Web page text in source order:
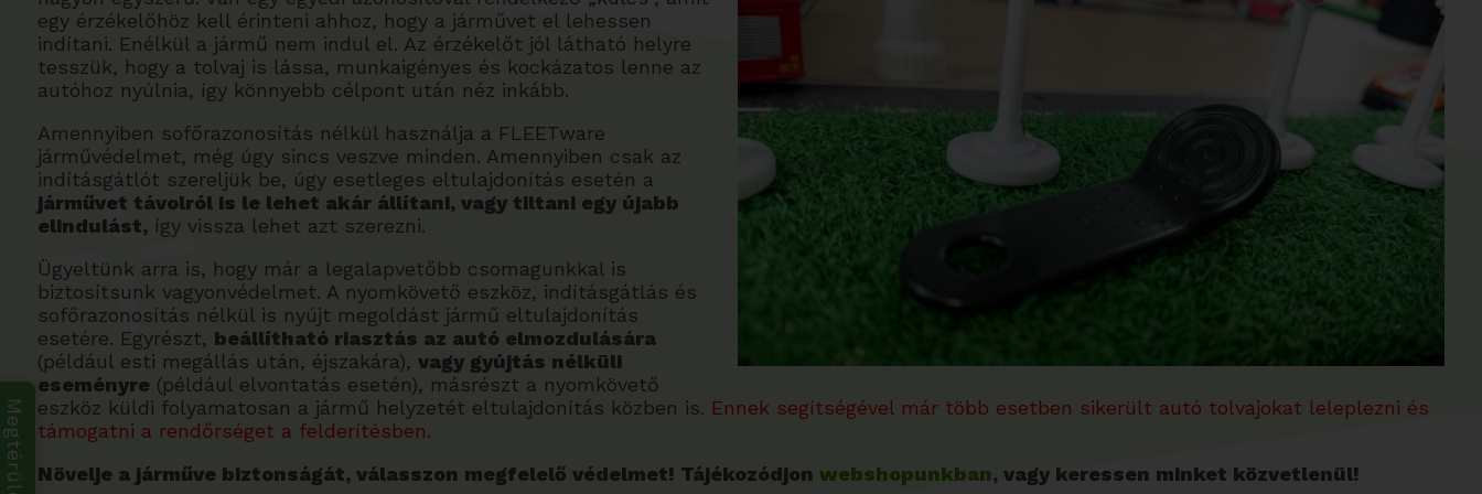
egy érzékelőhöz kell érinteni ahhoz, hogy a járművet el lehessen
indítani. Enélkül a jármű nem indul el. Az érzékelőt jól látható helyre
tesszük, hogy a tolvaj is lássa, munkaigényes és kockázatos lenne az
autóhoz nyúlnia, így könnyebb célpont után néz inkább.
Amennyiben sofőrazonosítás nélkül használja a FLEETware
járművédelmet, még úgy sincs veszve minden. Amennyiben csak az
indításgátlót szereljük be, úgy esetleges eltulajdonítás esetén a
járművet távolról is le lehet akár állítani, vagy tiltani egy újabb
elindulást, így vissza lehet azt szerezni.
Ügyeltünk arra is, hogy már a legalapvetőbb csomagunkkal is
biztosítsunk vagyonvédelmet. A nyomkövető eszköz, indításgátlás és
sofőrazonosítás nélkül is nyújt megoldást jármű eltulajdonítás
esetére. Egyrészt, beállítható riasztás az autó elmozdulására
(például esti megállás után, éjszakára), vagy gyújtás nélküli
eseményre (például elvontatás esetén), másrészt a nyomkövető
eszköz küldi folyamatosan a jármű helyzetét eltulajdonítás közben is. Ennek segítségével már több esetben sikerült autó tolvajokat leleplezni és
támogatni a rendőrséget a felderítésben.
Növelje a járműve biztonságát, válasszon megfelelő védelmet! Tájékozódjon webshopunkban, vagy keressen minket közvetlenül!